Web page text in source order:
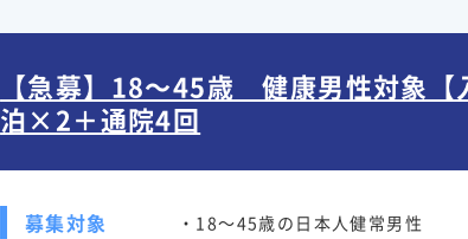
【急募】18～45歳 健康男性対象
泊×2＋通院4回
募集対象
・18～45歳の日本人健常男性